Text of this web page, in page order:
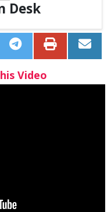
Desk
Video